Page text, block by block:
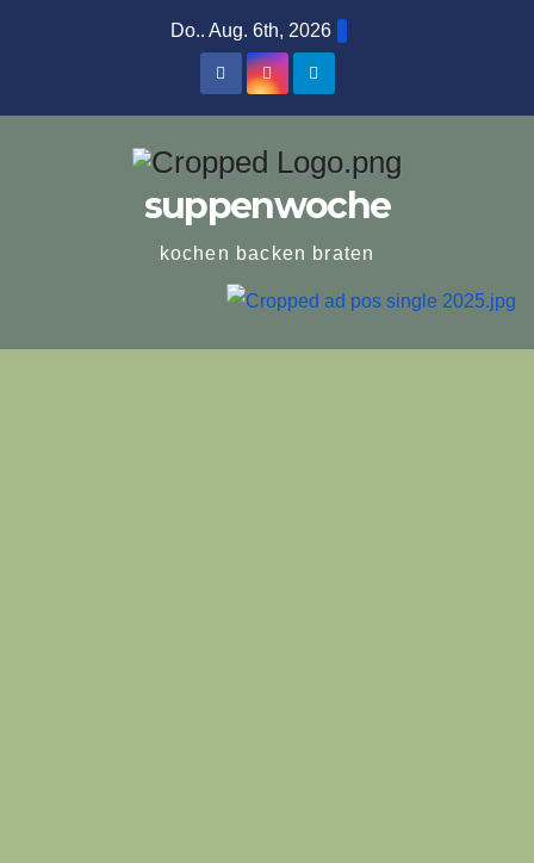
Do.. Aug. 6th, 2026
suppenwoche
kochen backen braten